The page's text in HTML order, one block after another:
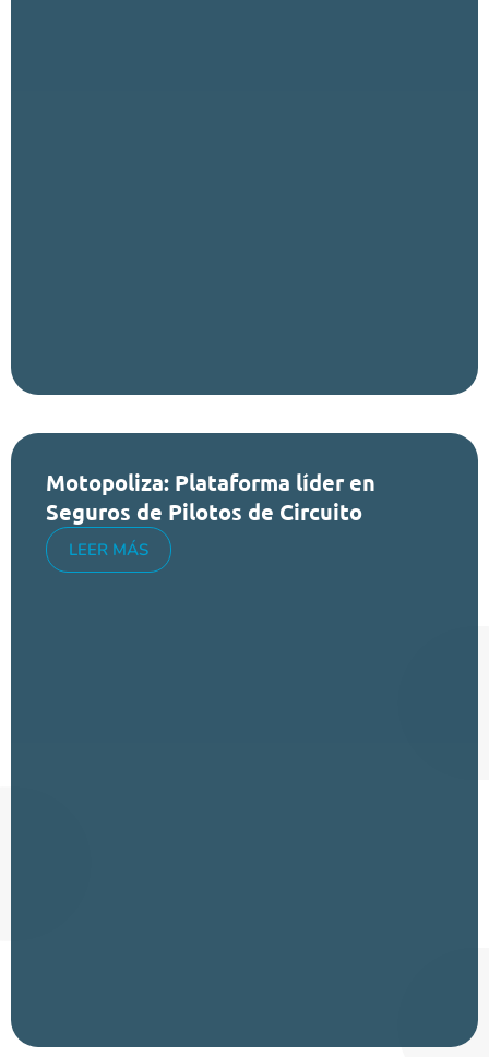
Motopoliza: Plataforma líder en
Seguros de Pilotos de Circuito
LEER MÁS